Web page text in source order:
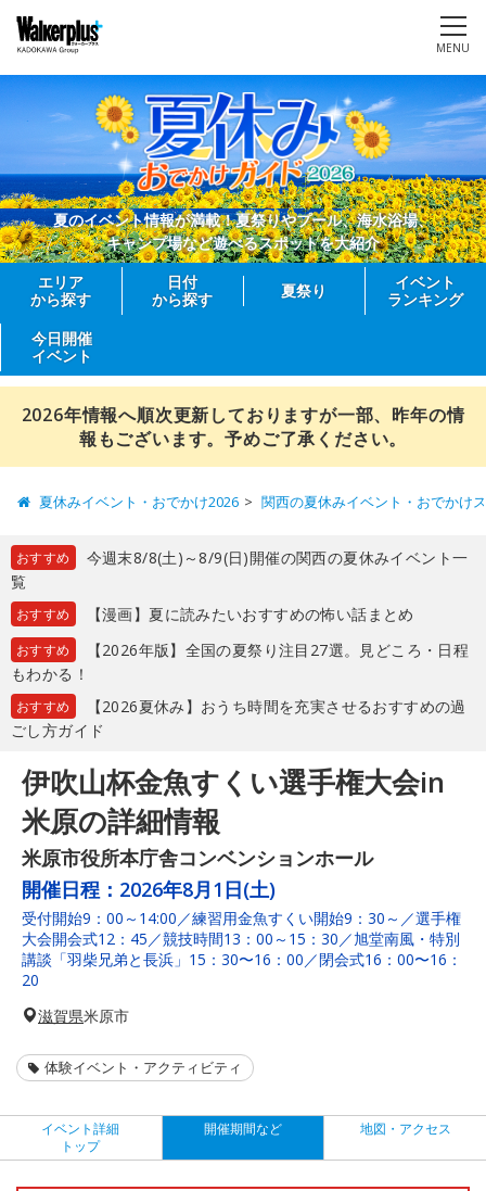
MENU
夏のイベント情報が満載！夏祭りやプール、海水浴場、
キャンプ場など遊べるスポットを大紹介
エリア
から探す
日付
から探す
夏祭り
イベント
ランキング
今日開催
イベント
2026年情報へ順次更新しておりますが一部、昨年の情
報もございます。予めご了承ください。
夏休みイベント・おでかけ2026 関西の夏休みイベント・おでかけ
おすすめ
今週末8/8(土)～8/9(日)開催の関西の夏休みイベント一
覧
おすすめ 【漫画】夏に読みたいおすすめの怖い話まとめ
おすすめ
【2026年版】全国の夏祭り注目27選。見どころ・日程
もわかる！
おすすめ
【2026夏休み】おうち時間を充実させるおすすめの過
ごし方ガイド
伊吹山杯金魚すくい選手権大会in
米原の詳細情報
米原市役所本庁舎コンベンションホール
開催日程： 2026年8月1日(土)
受付開始9：00～14:00／練習用金魚すくい開始9：30～／選手権
大会開会式12：45／競技時間13：00～15：30／旭堂南風・特別
講談「羽柴兄弟と長浜」15：30〜16：00／閉会式16：00〜16：
20
滋賀県米原市
体験イベント・アクティビティ
イベント詳細
トップ
開催期間など 地図・アクセス